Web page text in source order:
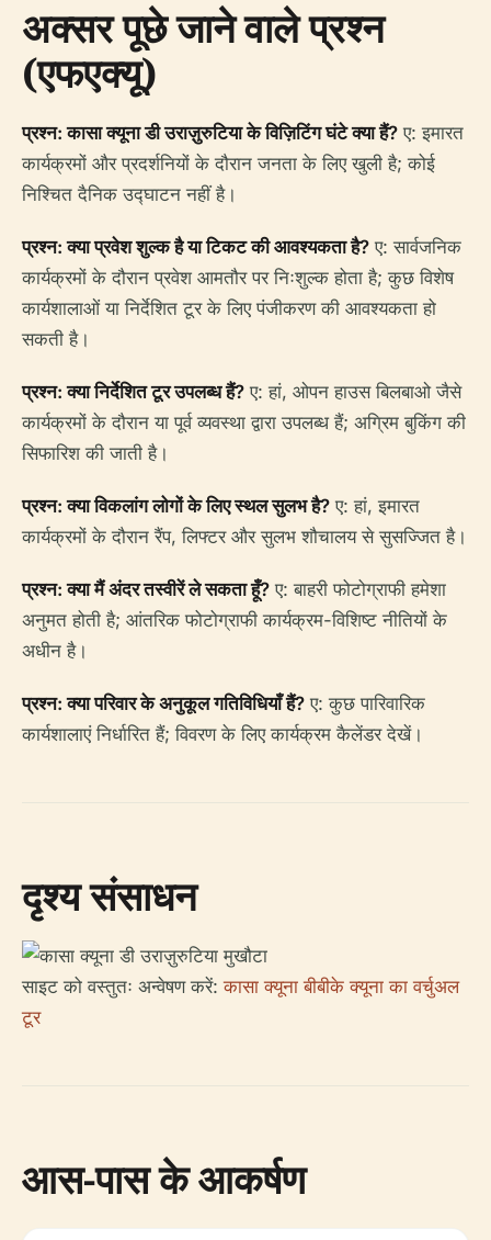
अक्सर पूछे जाने वाले प्रश्न
(एफएक्यू)
प्रश्न: कासा क्यूना डी उराज़ुरुटिया के विज़िटिंग घंटे क्या हैं? ए: इमारत
कार्यक्रमों और प्रदर्शनियों के दौरान जनता के लिए खुली है; कोई
निश्चित दैनिक उद्घाटन नहीं है।
प्रश्न: क्या प्रवेश शुल्क है या टिकट की आवश्यकता है? ए: सार्वजनिक
कार्यक्रमों के दौरान प्रवेश आमतौर पर निःशुल्क होता है; कुछ विशेष
कार्यशालाओं या निर्देशित टूर के लिए पंजीकरण की आवश्यकता हो
सकती है।
प्रश्न: क्या निर्देशित टूर उपलब्ध हैं? ए: हां, ओपन हाउस बिलबाओ जैसे
कार्यक्रमों के दौरान या पूर्व व्यवस्था द्वारा उपलब्ध हैं; अग्रिम बुकिंग की
सिफारिश की जाती है।
प्रश्न: क्या विकलांग लोगों के लिए स्थल सुलभ है? ए: हां, इमारत
कार्यक्रमों के दौरान रैंप, लिफ्टर और सुलभ शौचालय से सुसज्जित है।
प्रश्न: क्या मैं अंदर तस्वीरें ले सकता हूँ? ए: बाहरी फोटोग्राफी हमेशा
अनुमत होती है; आंतरिक फोटोग्राफी कार्यक्रम-विशिष्ट नीतियों के
अधीन है।
प्रश्न: क्या परिवार के अनुकूल गतिविधियाँ हैं? ए: कुछ पारिवारिक
कार्यशालाएं निर्धारित हैं; विवरण के लिए कार्यक्रम कैलेंडर देखें।
दृश्य संसाधन
साइट को वस्तुतः अन्वेषण करें:कासा क्यूना बीबीके क्यूना का वर्चुअल
टूर
आस-पास के आकर्षण